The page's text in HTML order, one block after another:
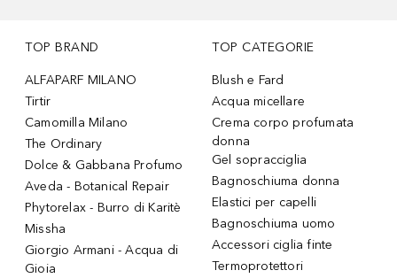
TOP BRAND
ALFAPARF MILANO
Tirtir
Camomilla Milano
The Ordinary
Dolce & Gabbana Profumo
Aveda - Botanical Repair
Phytorelax - Burro di Karitè
Missha
Giorgio Armani - Acqua di
Gioia
TOP CATEGORIE
Blush e Fard
Acqua micellare
Crema corpo profumata
donna
Gel sopracciglia
Bagnoschiuma donna
Elastici per capelli
Bagnoschiuma uomo
Accessori ciglia finte
Termoprotettori